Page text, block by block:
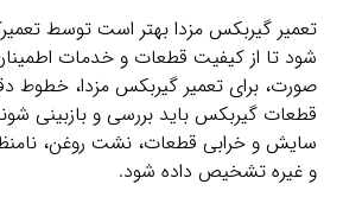
تعمیر گیربکس مزدا بهتر است توسط
شود تا از کیفیت قطعات و خدمات
صورت، برای تعمیر گیربکس مزدا، خطوط
قطعات گیربکس باید بررسی و بازبینی
سایش و خرابی قطعات، نشت روغن،
و غیره تشخیص داده شود.